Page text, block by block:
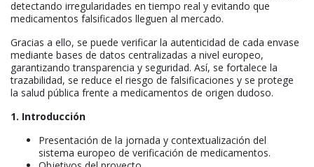
detectando irregularidades en tiempo real y evitando que
medicamentos falsificados lleguen al mercado.
Gracias a ello, se puede verificar la autenticidad de cada envase
mediante bases de datos centralizadas a nivel europeo,
garantizando transparencia y seguridad. Así, se fortalece la
trazabilidad, se reduce el riesgo de falsificaciones y se protege
la salud pública frente a medicamentos de origen dudoso.
1. Introducción
Presentación de la jornada y contextualización del
sistema europeo de verificación de medicamentos.